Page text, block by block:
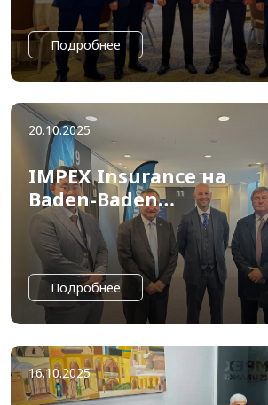
Подробнее
20.10.2025
IMPEX Insurance на
Baden-Baden
Reinsurance Meeting
2025
Подробнее
16.10.2025